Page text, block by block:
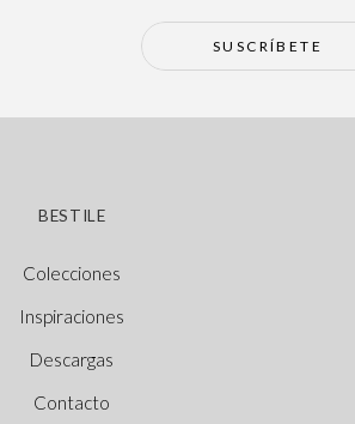
SUSCRÍBETE
BESTILE
Colecciones
Inspiraciones
Descargas
Contacto